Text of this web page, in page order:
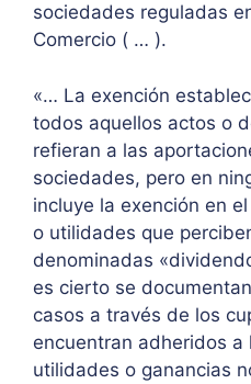
sociedades reguladas
Comercio ( … ).
«… La exención
todos aquellos actos o
refieran a las
sociedades, pero en
incluye la exención en
o utilidades que
denominadas
es cierto se
casos a través de los
encuentran adheridos a
utilidades o ganancias